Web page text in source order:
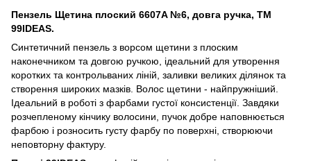
Пензель Щетина плоский 6607A №6, довга ручка, ТМ
99IDEAS.
Синтетичний пензель з ворсом щетини з плоским
наконечником та довгою ручкою, ідеальний для утворення
коротких та контрольваних ліній, заливки великих ділянок та
створення широких мазків. Волос щетини - найпружніший.
Ідеальний в роботі з фарбами густої консистенції. Завдяки
розчепленому кінчику волосини, пучок добре наповнюється
фарбою і розносить густу фарбу по поверхні, створюючи
неповторну фактуру.